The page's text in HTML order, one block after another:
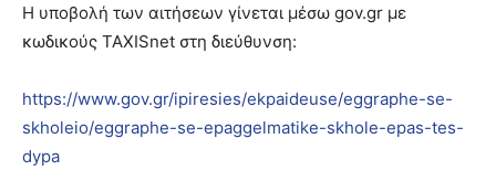
Η υποβολή των αιτήσεων γίνεται μέσω gov.gr με
κωδικούς TAXISnet στη διεύθυνση:
https://www.gov.gr/ipiresies/ekpaideuse/eggraphe-se-
skholeio/eggraphe-se-epaggelmatike-skhole-epas-tes-
dypa